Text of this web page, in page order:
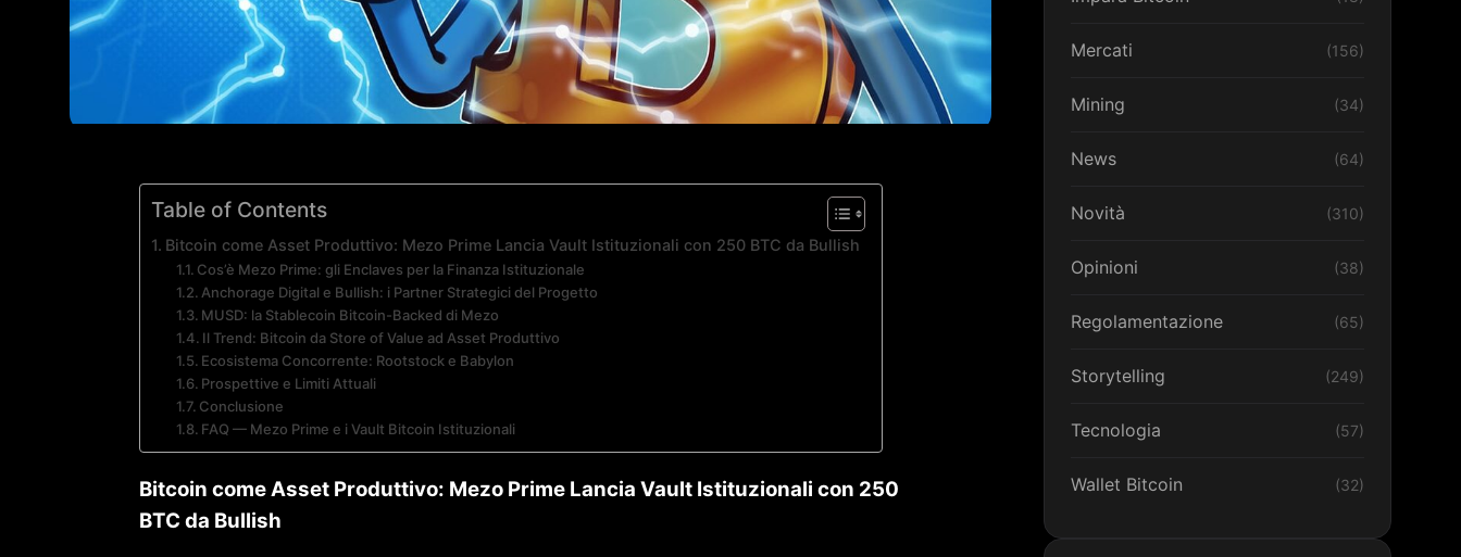
Table of Contents
Bitcoin come Asset Produttivo: Mezo Prime Lancia Vault Istituzionali con 250 BTC da Bullish
Cos’è Mezo Prime: gli Enclaves per la Finanza Istituzionale
Anchorage Digital e Bullish: i Partner Strategici del Progetto
MUSD: la Stablecoin Bitcoin-Backed di Mezo
Il Trend: Bitcoin da Store of Value ad Asset Produttivo
Ecosistema Concorrente: Rootstock e Babylon
Prospettive e Limiti Attuali
Conclusione
FAQ — Mezo Prime e i Vault Bitcoin Istituzionali
Bitcoin come Asset Produttivo: Mezo Prime Lancia Vault Istituzionali con 250
BTC da Bullish
Mercati (156)
Mining (34)
News (64)
Novità (310)
Opinioni (38)
Regolamentazione (65)
Storytelling (249)
Tecnologia (57)
Wallet Bitcoin (32)